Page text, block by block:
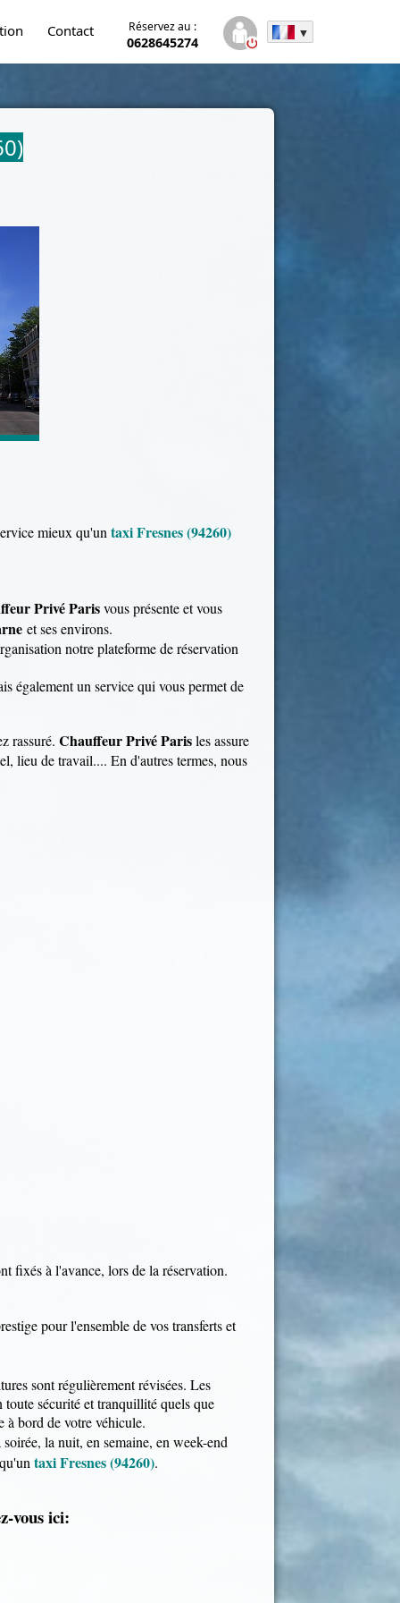
Contact Réservez au :
0628645274
mieux qu'un taxi Fresnes (94260)
Privé Parisvous présente et vous
et ses environs.
notre plateforme de réservation
également un service qui vous permet de
rassuré. Chauffeur Privé Parisles assure
lieu de travail.... En d'autres termes, nous
fixés à l'avance, lors de la réservation.
pour l'ensemble de vos transferts et
sont régulièrement révisées. Les
toute sécurité et tranquillité quels que
à bord de votre véhicule.
la nuit, en semaine, en week-end
taxi Fresnes (94260).
vous ici: